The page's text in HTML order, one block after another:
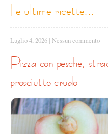
le ultime ricette...
Luglio 4, 2026 | Nessun commento
pizza con pesche, stracciatella, rucola e
prosciutto crudo